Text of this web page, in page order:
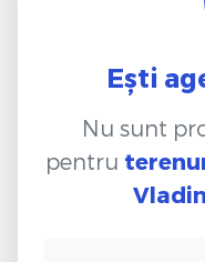
Ești
Nu sunt
pentru